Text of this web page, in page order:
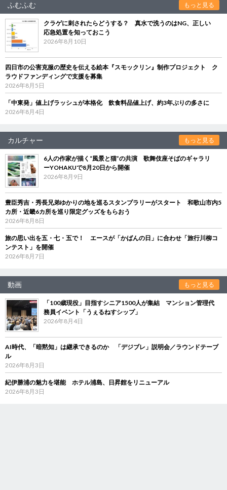
ふむふむ もっと見る
クラゲに刺されたらどうする？ 真水で洗うのはNG、正しい
応急処置を知っておこう
2026年8月10日
四日市の公害克服の歴史を伝える絵本『スモックリン』制作プロジェクト ク
ラウドファンディングで支援を募集
2026年8月5日
「中東発」値上げラッシュが本格化 飲食料品値上げ、約3年ぶりの多さに
2026年8月4日
カルチャー もっと見る
6人の作家が描く“風景と猫”の共演 歌舞伎座そばのギャラリ
ーYOHAKUで8月20日から開催
2026年8月9日
豊臣秀吉・秀長兄弟ゆかりの地を巡るスタンプラリーがスタート 和歌山市内5
カ所・近畿6カ所を巡り限定グッズをもらおう
2026年8月8日
旅の思い出を五・七・五で！ エースが「かばんの日」に合わせ「旅行川柳コ
ンテスト」を開催
2026年8月7日
動画 もっと見る
「100歳現役」目指すシニア1500人が集結 マンション管理代
務員イベント「うぇるねすシップ」
2026年8月4日
AI時代、「暗黙知」は継承できるのか 「デジブレ」説明会／ラウンドテーブ
ル
2026年8月3日
紀伊勝浦の魅力を堪能 ホテル浦島、日昇館をリニューアル
2026年8月3日